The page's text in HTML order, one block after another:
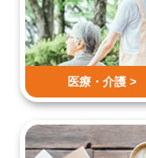
医療・介護 >